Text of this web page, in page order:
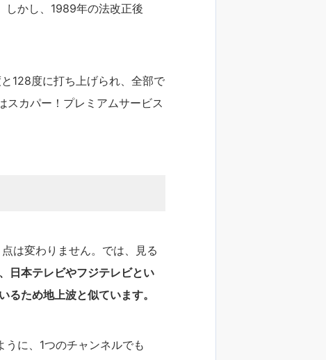
しかし、1989年の法改正後
128度に打ち上げられ、全部で
スカパー！プレミアムサービス
は変わりません。では、見る
日本テレビやフジテレビとい
ため地上波と似ています。
に、1つのチャンネルでも